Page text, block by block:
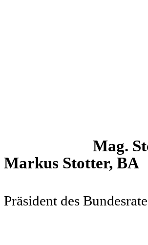
Mag.
Markus Stotter, BA
Präsident des